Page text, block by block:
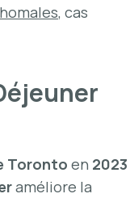
, cas
Toronto en 2023
améliore la